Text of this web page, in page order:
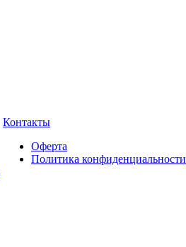
Контакты
Оферта
Политика конфиденциальности